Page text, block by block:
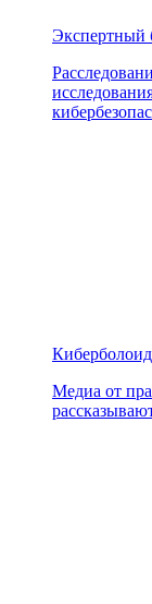
Экспертный
Киберболоид
Медиа от